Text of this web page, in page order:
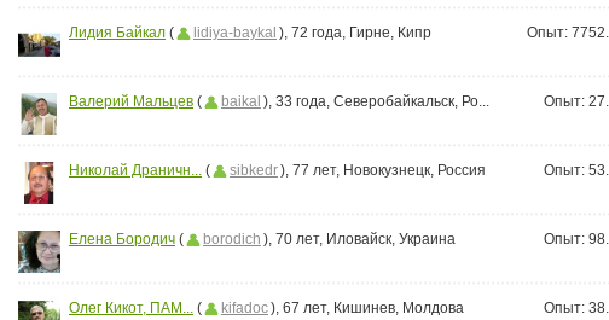
Лидия Байкал ( lidiya-baykal ), 72 года, Гирне, Кипр Опыт:
Валерий Мальцев ( baikal ), 33 года, Северобайкальск, Ро... Опыт:
Николай Драничн... ( sibkedr), 77 лет, Новокузнецк, Россия Опыт:
Елена Бородич ( borodich ), 70 лет, Иловайск, Украина Опыт:
Олег Кикот, ПАМ... ( kifadoc), 67 лет, Кишинев, Молдова Опыт: